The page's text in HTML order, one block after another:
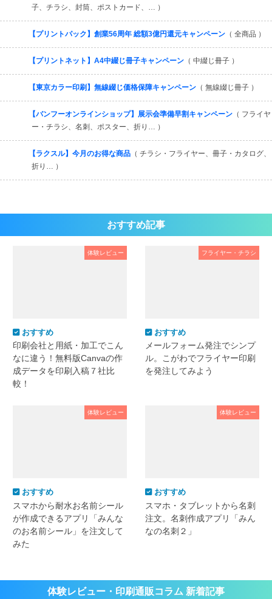
子、チラシ、封筒、ポストカード、… ）
【プリントパック】創業56周年 総額3億円還元キャンペーン （ 全商品 ）
【プリントネット】A4中綴じ冊子キャンペーン （ 中綴じ冊子 ）
【東京カラー印刷】無線綴じ価格保障キャンペーン （ 無線綴じ冊子 ）
【バンフーオンラインショップ】展示会準備早割キャンペーン （ フライヤ
ー・チラシ、名刺、ポスター、折り… ）
【ラクスル】今月のお得な商品 （ チラシ・フライヤー、冊子・カタログ、
折り… ）
おすすめ記事
体験レビュー
おすすめ
印刷会社と用紙・加工でこん
なに違う！無料版Canvaの作
成データを印刷入稿７社比
較！
フライヤー・チラシ
おすすめ
メールフォーム発注でシンプ
ル。こがわでフライヤー印刷
を発注してみよう
体験レビュー
おすすめ
スマホから耐水お名前シール
が作成できるアプリ「みんな
のお名前シール」を注文して
みた
体験レビュー
おすすめ
スマホ・タブレットから名刺
注文。名刺作成アプリ「みん
なの名刺２」
体験レビュー・印刷通販コラム 新着記事